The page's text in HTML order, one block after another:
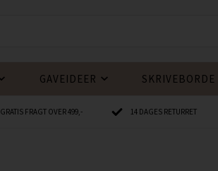
GAVEIDEER SKRIVEBORDE
GRATIS FRAGT OVER 499,- 14 DAGES RETURRET